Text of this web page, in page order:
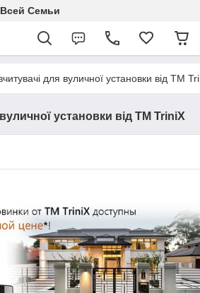
Семьи
для вуличної установки від ТМ
установки від ТМ TriniX